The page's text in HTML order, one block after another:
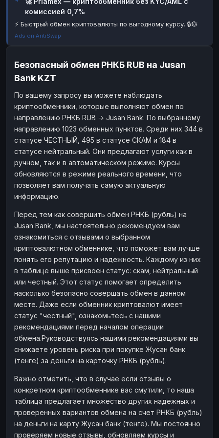
Наличные
Наличные USD Наличные USD
комиссией 0,7%
⚡ Быстрый обмен криптовалюты по выгодному курсу. 🔒💱
Ads on AntiSwap
Безопасный обмен РНКБ RUB на Jusan
Bank KZT
По вашему запросу вы можете наблюдать
криптообменники, которые выполняют обмен по
направлению РНКБ RUB → Jusan Bank. По выбранному
направлению 1023 обменных пунктов. Среди них 344 в
статусе ЧЕСТНЫЙ, 495 в статусе СКАМ и 184 в
статусе нейтральный. Они предлагают услуги как в
ручном, так и в автоматическом режиме. Курсы
обновляются в режиме реального времени, что
позволяет вам получать самую актуальную
информацию.
Перед тем как совершить обмен РНКБ (рубль) на
Jusan Bank, мы настоятельно рекомендуем вам
ознакомиться с отзывами о выбранном
криптовалютном обменнике, что поможет вам лучше
понять его репутацию и надежность. Каждому из них
в таблице выше присвоен статус: скам, нейтральный
или честный. Этот статус помогает определить
насколько безопасно совершать обмен в данном
месте. Даже если обменник криптовалют имеет
статус "честный", ознакомьтесь с нашими
рекомендациями перед началом операции
обмена.Руководствуясь нашими рекомендациями вы
снижаете уровень риска при покупке Жусан банк
(тенге) за деньги на карточку РНКБ (рубль).
Важно отметить, что в случае если отзывы о
конкретном криптообменнике вас смутили, то наша
таблица предлагает множество других надежных и
проверенных вариантов обмена на счет РНКБ (рубль)
на деньги на карту Жусан банк (тенге). Мы постоянно
проверяем новые отзывы, обновляем курсы и